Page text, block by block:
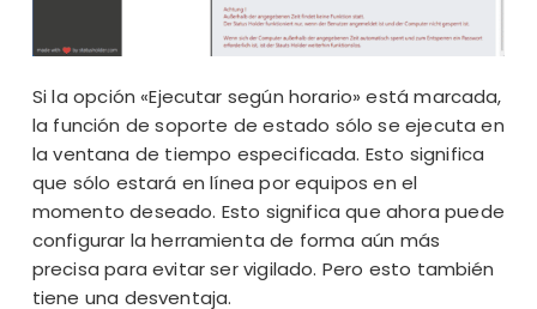
Si la opción «Ejecutar según horario» está marcada,
la función de soporte de estado sólo se ejecuta en
la ventana de tiempo especificada. Esto significa
que sólo estará en línea por equipos en el
momento deseado. Esto significa que ahora puede
configurar la herramienta de forma aún más
precisa para evitar ser vigilado. Pero esto también
tiene una desventaja.